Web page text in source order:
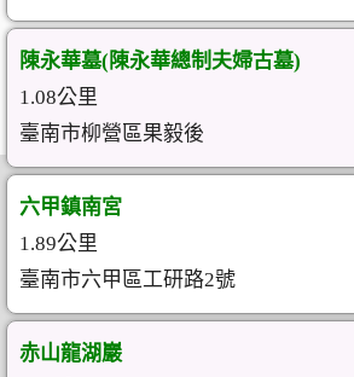
陳永華墓(陳永華總制夫婦古墓)
1.08公里
臺南市柳營區果毅後
六甲鎮南宮
1.89公里
臺南市六甲區工研路2號
赤山龍湖巖